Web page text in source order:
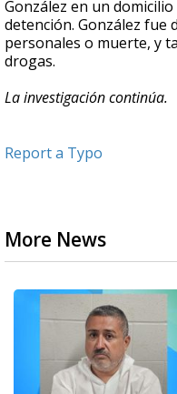
González en un
detención. González fue
personales o muerte, y
drogas.
La investigación continúa.
Report a Typo
More News